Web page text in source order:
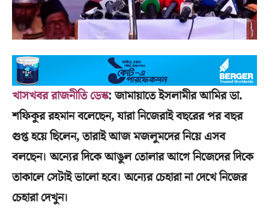
খাসখবর রাজনীতি ডেস্ক: জামায়াতে ইসলামীর আমির ডা.
শফিকুর রহমান বলেছেন, যারা নিজেরাই বছরের পর বছর
গুপ্ত হয়ে ছিলেন, তারাই আজ মজলুমদের নিয়ে এসব
বলছেন। অন্যের দিকে আঙুল তোলার আগে নিজেদের দিকে
তাকালে সেটাই ভালো হবে। অন্যের চেহারা না দেখে নিজের
চেহারা দেখুন।